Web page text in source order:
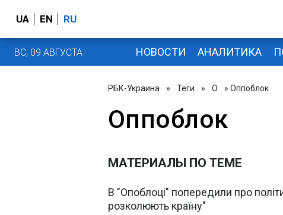
UA EN RU
ВС, 09 АВГУСТА НОВОСТИ АНАЛИТИКА
РБК-Украина » Теги » О » Оппоблок
Оппоблок
МАТЕРИАЛЫ ПО ТЕМЕ
В "Опоблоці" попередили про
розколюють країну"